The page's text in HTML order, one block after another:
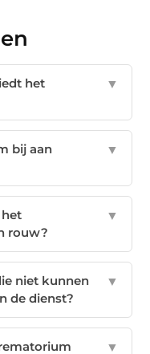
het
▼
bij aan
▼
rouw?
▼
niet kunnen
de dienst?
▼
▼